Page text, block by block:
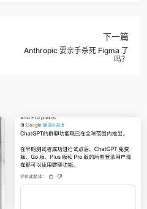
下一篇
Anthropic 要亲手杀死 Figma 了
吗？